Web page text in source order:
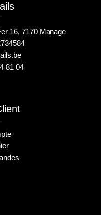
16, 7170 Manage
81 04